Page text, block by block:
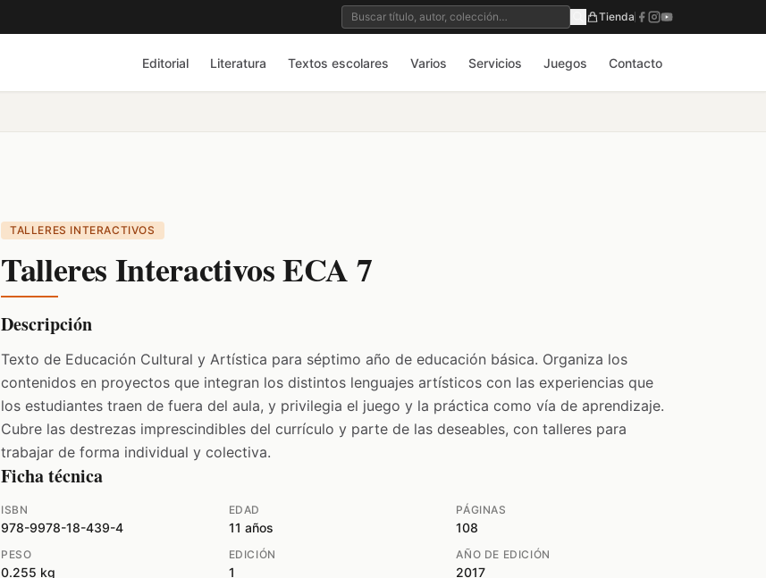
Tienda
Editorial Literatura Textos escolares Varios Servicios Juegos Contacto
TALLERES INTERACTIVOS
Talleres Interactivos ECA 7
Descripción
Texto de Educación Cultural y Artística para séptimo año de educación básica. Organiza los
contenidos en proyectos que integran los distintos lenguajes artísticos con las experiencias que
los estudiantes traen de fuera del aula, y privilegia el juego y la práctica como vía de aprendizaje.
Cubre las destrezas imprescindibles del currículo y parte de las deseables, con talleres para
trabajar de forma individual y colectiva.
Ficha técnica
ISBN
978-9978-18-439-4
EDAD
11 años
PÁGINAS
108
PESO
0.255 kg
EDICIÓN
1
AÑO DE EDICIÓN
2017